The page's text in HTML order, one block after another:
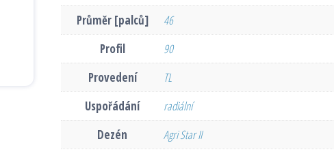
Průměr [palců]
46
Profil
90
Provedení
TL
Uspořádání
radiální
Dezén
Agri Star II